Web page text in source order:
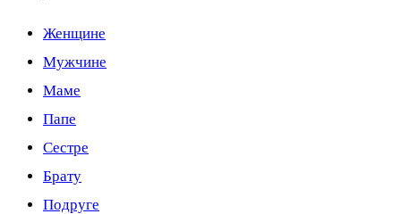
Женщине
Мужчине
Маме
Папе
Сестре
Брату
Подруге